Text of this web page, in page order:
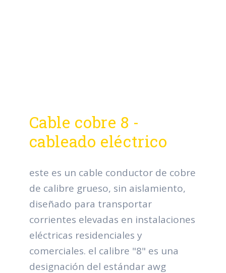
Cable cobre 8 -
cableado eléctrico
este es un cable conductor de cobre
de calibre grueso, sin aislamiento,
diseñado para transportar
corrientes elevadas en instalaciones
eléctricas residenciales y
comerciales. el calibre "8" es una
designación del estándar awg